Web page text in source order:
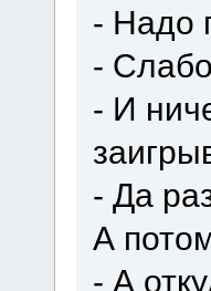
- Надо
-
- И
- Да
А
- А